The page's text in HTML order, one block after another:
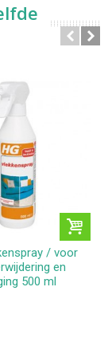
/ voor
en
500 ml